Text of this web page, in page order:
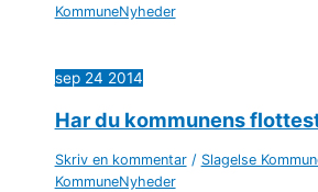
KommuneNyheder
sep 24 2014
Har du kommunens
Skriv en kommentar / Slagelse
KommuneNyheder